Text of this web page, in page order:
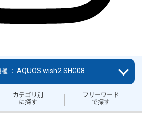
カテゴリ別
に探す
フリーワード
で探す
： AQUOS wish2 SHG08